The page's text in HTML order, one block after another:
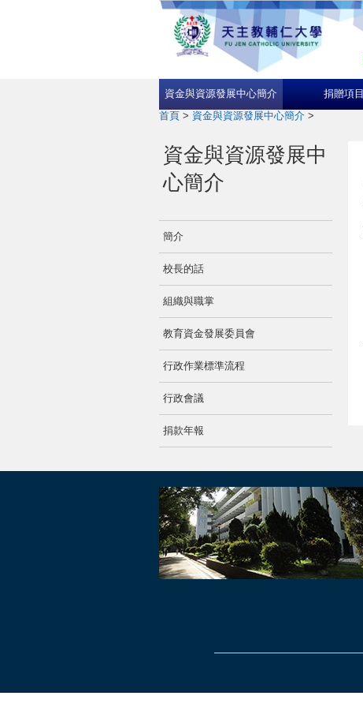
資金與資源發展中心簡介 捐贈項目
首頁 > 資金與資源發展中心簡介 >
資金與資源發展中
心簡介
簡介
校長的話
組織與職掌
教育資金發展委員會
行政作業標準流程
行政會議
捐款年報